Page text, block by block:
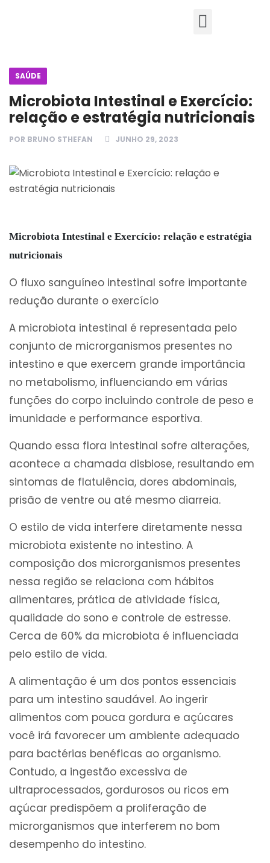
SAÚDE
Microbiota Intestinal e Exercício:
relação e estratégia nutricionais
POR BRUNO STHEFAN JUNHO 29, 2023
Microbiota Intestinal e Exercício: relação e estratégia
nutricionais
O fluxo sanguíneo intestinal sofre importante
redução durante o exercício
A microbiota intestinal é representada pelo
conjunto de microrganismos presentes no
intestino e que exercem grande importância
no metabolismo, influenciando em várias
funções do corpo incluindo controle de peso e
imunidade e performance esportiva.
Quando essa flora intestinal sofre alterações,
acontece a chamada disbiose, resultando em
sintomas de flatulência, dores abdominais,
prisão de ventre ou até mesmo diarreia.
O estilo de vida interfere diretamente nessa
microbiota existente no intestino. A
composição dos microrganismos presentes
nessa região se relaciona com hábitos
alimentares, prática de atividade física,
qualidade do sono e controle de estresse.
Cerca de 60% da microbiota é influenciada
pelo estilo de vida.
A alimentação é um dos pontos essenciais
para um intestino saudável. Ao ingerir
alimentos com pouca gordura e açúcares
você irá favorecer um ambiente adequado
para bactérias benéficas ao organismo.
Contudo, a ingestão excessiva de
ultraprocessados, gordurosos ou ricos em
açúcar predispõem a proliferação de
microrganismos que interferem no bom
desempenho do intestino.